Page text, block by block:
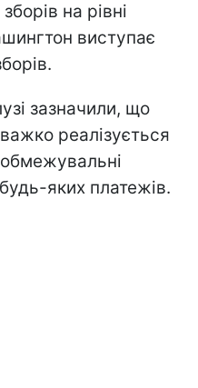
на рівні
виступає
зазначили, що
реалізується
яких платежів.